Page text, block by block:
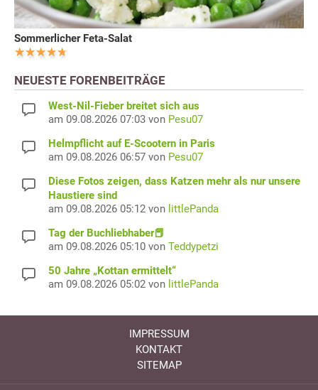
Sommerlicher Feta-Salat
NEUESTE FORENBEITRÄGE
West-Nil-Fieber breitet sich aus
am 09.08.2026 07:03 von Pesu07
Helmpflicht auf E-Scootern in Paris
am 09.08.2026 06:57 von Pesu07
Diese Fotos zeigen, dass Katzen mehr als nur unsere
Haustiere sind
am 09.08.2026 05:12 von littlePanda
Tag der Buchliebhaber📕
am 09.08.2026 05:10 von Teddypetzi
50 Jahre „Kottan ermittelt“
am 09.08.2026 05:02 von littlePanda
IMPRESSUM
KONTAKT
SITEMAP